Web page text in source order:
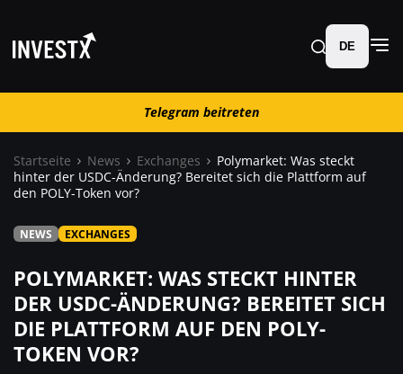
Telegram beitreten
News
Lernen
Trading
Wo kaufen ?
DE
Telegram beitreten
Startseite News Exchanges
Polymarket: Was steckt
hinter der USDC-Änderung? Bereitet sich die Plattform auf
den POLY-Token vor?
NEWS EXCHANGES
POLYMARKET: WAS STECKT HINTER
DER USDC-ÄNDERUNG? BEREITET SICH
DIE PLATTFORM AUF DEN POLY-
TOKEN VOR?